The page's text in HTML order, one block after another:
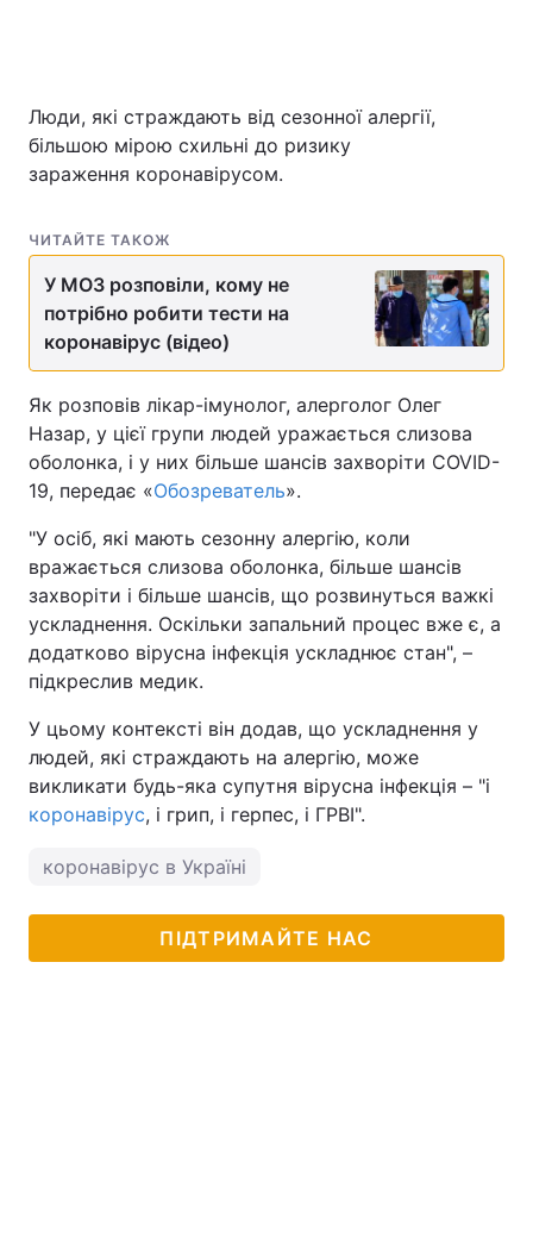
Люди, які страждають від сезонної алергії,
більшою мірою схильні до ризику
зараження коронавірусом.
ЧИТАЙТЕ ТАКОЖ
У МОЗ розповіли, кому не
потрібно робити тести на
коронавірус (відео)
Як розповів лікар-імунолог, алерголог Олег
Назар, у цієї групи людей уражається слизова
оболонка, і у них більше шансів захворіти COVID-
19, передає «Обозреватель».
"У осіб, які мають сезонну алергію, коли
вражається слизова оболонка, більше шансів
захворіти і більше шансів, що розвинуться важкі
ускладнення. Оскільки запальний процес вже є, а
додатково вірусна інфекція ускладнює стан", –
підкреслив медик.
У цьому контексті він додав, що ускладнення у
людей, які страждають на алергію, може
викликати будь-яка супутня вірусна інфекція – "і
коронавірус, і грип, і герпес, і ГРВІ".
коронавірус в Україні
ПІДТРИМАЙТЕ НАС